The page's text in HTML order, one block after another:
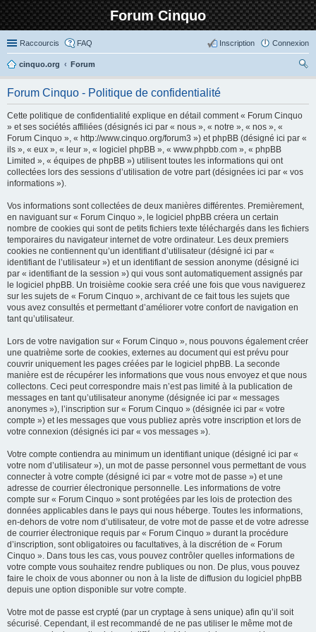
Forum Cinquo
Raccourcis FAQ Connexion
Inscription
cinquo.org
Forum
ch
Forum Cinquo - Politique de confidentialité
Cette politique de confidentialité explique en détail comment « Forum Cinquo
» et ses sociétés affiliées (désignés ici par « nous », « notre », « nos », «
Forum Cinquo », « http://www.cinquo.org/forum3 ») et phpBB (désigné ici par «
ils », « eux », « leur », « logiciel phpBB », « www.phpbb.com », « phpBB
Limited », « équipes de phpBB ») utilisent toutes les informations qui ont
collectées lors des sessions d’utilisation de votre part (désignées ici par « vos
informations »).
Vos informations sont collectées de deux manières différentes. Premièrement,
en naviguant sur « Forum Cinquo », le logiciel phpBB créera un certain
nombre de cookies qui sont de petits fichiers texte téléchargés dans les fichiers
temporaires du navigateur internet de votre ordinateur. Les deux premiers
cookies ne contiennent qu’un identifiant d’utilisateur (désigné ici par «
identifiant de l’utilisateur ») et un identifiant de session anonyme (désigné ici
par « identifiant de la session ») qui vous sont automatiquement assignés par
le logiciel phpBB. Un troisième cookie sera créé une fois que vous naviguerez
sur les sujets de « Forum Cinquo », archivant de ce fait tous les sujets que
vous avez consultés et permettant d’améliorer votre confort de navigation en
tant qu’utilisateur.
Lors de votre navigation sur « Forum Cinquo », nous pouvons également créer
une quatrième sorte de cookies, externes au document qui est prévu pour
couvrir uniquement les pages créées par le logiciel phpBB. La seconde
manière est de récupérer les informations que vous nous envoyez et que nous
collectons. Ceci peut correspondre mais n’est pas limité à la publication de
messages en tant qu’utilisateur anonyme (désignée ici par « messages
anonymes »), l’inscription sur « Forum Cinquo » (désignée ici par « votre
compte ») et les messages que vous publiez après votre inscription et lors de
votre connexion (désignés ici par « vos messages »).
Votre compte contiendra au minimum un identifiant unique (désigné ici par «
votre nom d’utilisateur »), un mot de passe personnel vous permettant de vous
connecter à votre compte (désigné ici par « votre mot de passe ») et une
adresse de courrier électronique personnelle. Les informations de votre
compte sur « Forum Cinquo » sont protégées par les lois de protection des
données applicables dans le pays qui nous héberge. Toutes les informations,
en-dehors de votre nom d’utilisateur, de votre mot de passe et de votre adresse
de courrier électronique requis par « Forum Cinquo » durant la procédure
d’inscription, sont obligatoires ou facultatives, à la discrétion de « Forum
Cinquo ». Dans tous les cas, vous pouvez contrôler quelles informations de
votre compte vous souhaitez rendre publiques ou non. De plus, vous pouvez
faire le choix de vous abonner ou non à la liste de diffusion du logiciel phpBB
depuis une option disponible sur votre compte.
Votre mot de passe est crypté (par un cryptage à sens unique) afin qu’il soit
sécurisé. Cependant, il est recommandé de ne pas utiliser le même mot de